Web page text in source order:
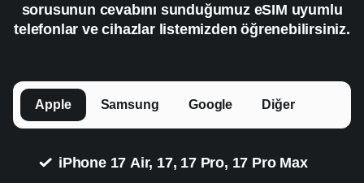
sorusunun cevabını sunduğumuz eSIM uyumlu
telefonlar ve cihazlar listemizden öğrenebilirsiniz.
Apple Samsung Google Diğer
iPhone 17 Air, 17, 17 Pro, 17 Pro Max